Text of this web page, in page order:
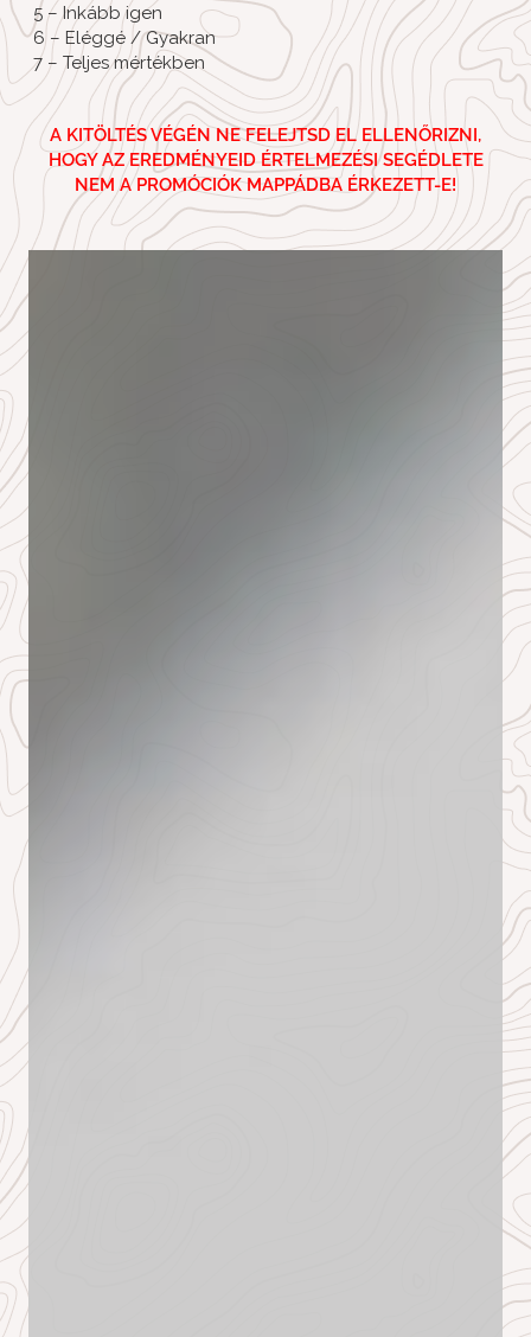
5 – Inkább igen
6 – Eléggé / Gyakran
7 – Teljes mértékben
A KITÖLTÉS VÉGÉN NE FELEJTSD EL ELLENŐRIZNI,
HOGY AZ EREDMÉNYEID ÉRTELMEZÉSI SEGÉDLETE
NEM A PROMÓCIÓK MAPPÁDBA ÉRKEZETT-E!